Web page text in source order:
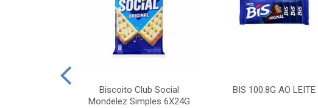
Biscoito Club Social
Mondelez Simples 6X24G
BIS 100.8G AO LEITE